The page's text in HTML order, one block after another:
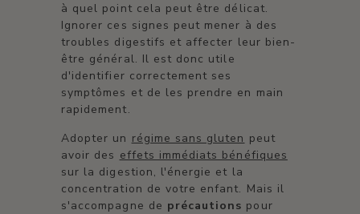
à quel point cela peut être délicat.
Ignorer ces signes peut mener à des
troubles digestifs et affecter leur bien-
être général. Il est donc utile
d'identifier correctement ses
symptômes et de les prendre en main
rapidement.
Adopter un régime sans gluten peut
avoir des effets immédiats bénéfiques
sur la digestion, l'énergie et la
concentration de votre enfant. Mais il
s'accompagne de précautions pour